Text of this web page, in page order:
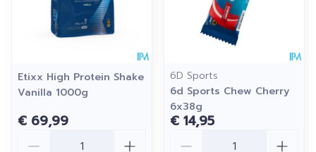
Etixx High Protein Shake
Vanilla 1000g
€ 69,99
6D Sports
6d Sports Chew Cherry
6x38g
€ 14,95